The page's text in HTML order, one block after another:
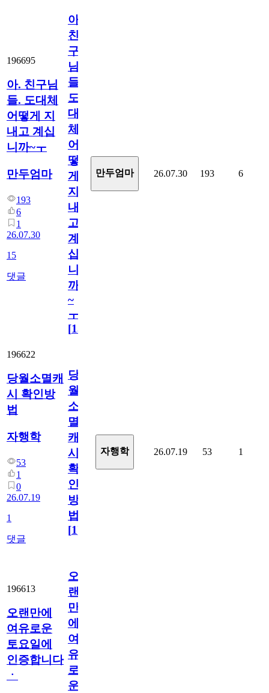
196695
아. 친구님
들. 도대체
어떻게 지
내고 계십
니까~ㅜ
만두엄마
193
6
1
26.07.30
15
댓글
아.
친
구
님
들.
도
대
체
어
떻
게
지
내
고
계
십
니
까
~
ㅜ
[15
만두엄마 26.07.30 193 6
196622
당월소멸캐
시 확인방
법
자행학
53
1
0
26.07.19
1
댓글
당
월
소
멸
캐
시
확
인
방
법
[1]
자행학 26.07.19 53 1
196613
오랜만에
여유로운
토요일에
인증합니다
ㆍ
오
랜
만
에
여
유
로
운